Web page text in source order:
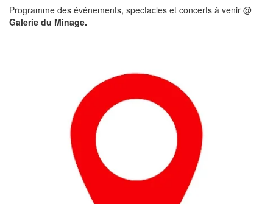
Programme des événements, spectacles et concerts à venir @
Galerie du Minage.